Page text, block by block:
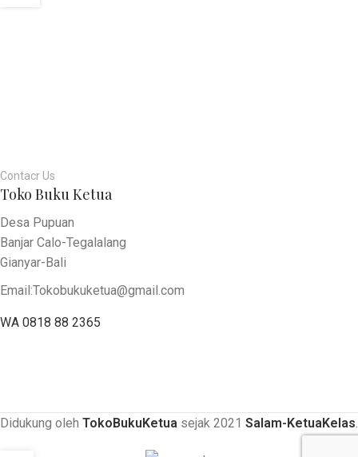
Contacr Us
Toko Buku Ketua
Desa Pupuan
Banjar Calo-Tegalalang
Gianyar-Bali
Email:Tokobukuketua@gmail.com
WA 0818 88 2365
Didukung oleh TokoBukuKetua sejak 2021 Salam-KetuaKelas